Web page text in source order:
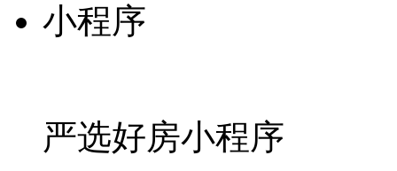
小程序
严选好房小程序